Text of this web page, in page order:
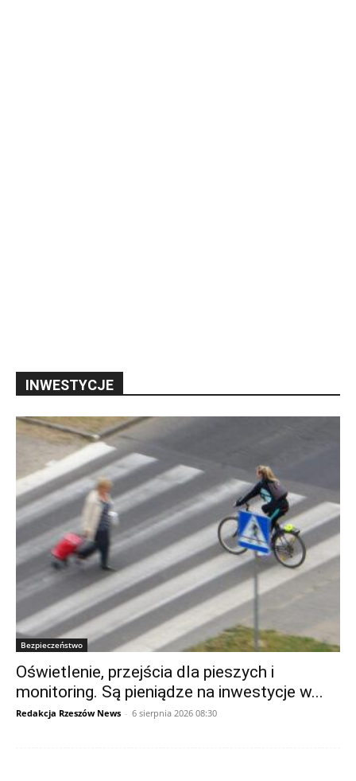
INWESTYCJE
Bezpieczeństwo
Oświetlenie, przejścia dla pieszych i
monitoring. Są pieniądze na inwestycje w...
Redakcja Rzeszów News - 6 sierpnia 2026 08:30